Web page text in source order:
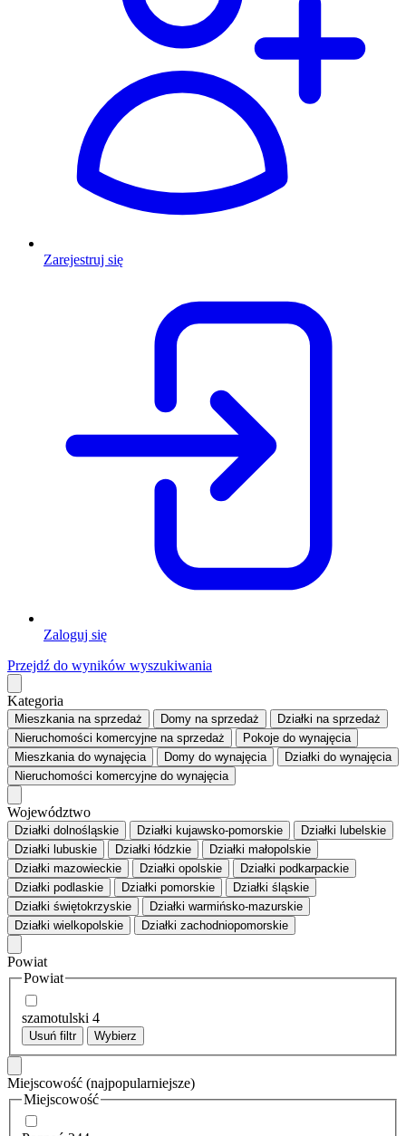
Zarejestruj się
Zaloguj się
Przejdź do wyników wyszukiwania
Kategoria
Mieszkaniana sprzedaż Domy na sprzedaż Działki na sprzedaż
Nieruchomości komercyjne na sprzedaż Pokoje do wynajęcia
Mieszkaniado wynajęcia Domy do wynajęcia Działki do wynajęcia
Nieruchomości komercyjne do wynajęcia
Województwo
Działki dolnośląskie Działki kujawsko-pomorskie
Działki lubelskie
Działki lubuskie
Działki łódzkie
Działki małopolskie
Działki mazowieckie
Działki opolskie
Działki podkarpackie
Działki podlaskie
Działki pomorskie
Działki śląskie
Działki świętokrzyskie
Działki warmińsko-mazurskie
Działki wielkopolskie
Działki zachodniopomorskie
Powiat
Powiat
szamotulski 4
Usuń filtr Wybierz
Miejscowość (najpopularniejsze)
Miejscowość